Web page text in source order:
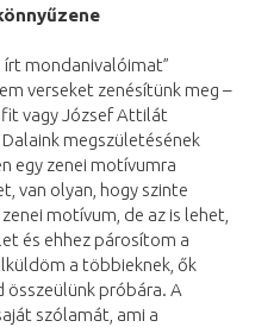
írt mondanivalóimat”
verseket zenésítünk meg –
vagy József Attilát
megszületésének
egy zenei motívumra
van olyan, hogy szinte
motívum, de az is lehet,
és ehhez párosítom a
a többieknek, ők
összeülünk próbára. A
szólamát, ami a